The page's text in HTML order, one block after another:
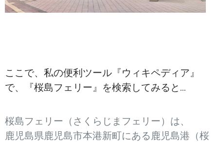
ここで、私の便利ツール『ウィキペディア』
で、『桜島フェリー』を検索してみると…
桜島フェリー（さくらじまフェリー）は、
鹿児島県鹿児島市本港新町にある鹿児島港（桜